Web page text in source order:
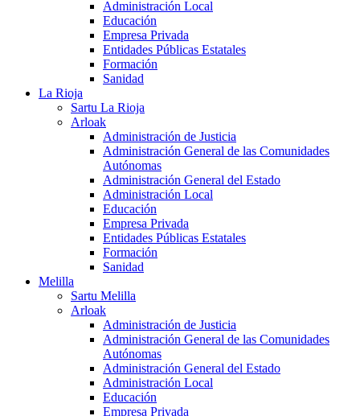
Administración Local
Educación
Empresa Privada
Entidades Públicas Estatales
Formación
Sanidad
La Rioja
Sartu La Rioja
Arloak
Administración de Justicia
Administración General de las Comunidades
Autónomas
Administración General del Estado
Administración Local
Educación
Empresa Privada
Entidades Públicas Estatales
Formación
Sanidad
Melilla
Sartu Melilla
Arloak
Administración de Justicia
Administración General de las Comunidades
Autónomas
Administración General del Estado
Administración Local
Educación
Empresa Privada